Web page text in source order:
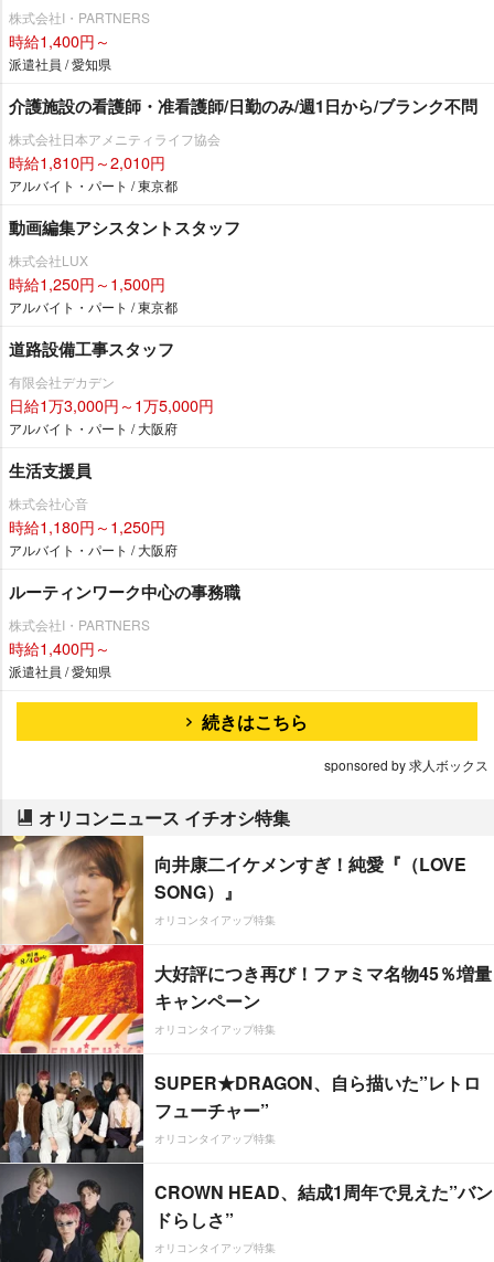
株式会社I・PARTNERS
時給1,400円～
派遣社員 / 愛知県
介護施設の看護師・准看護師/日勤のみ/週1日から/ブランク不問
株式会社日本アメニティライフ協会
時給1,810円～2,010円
アルバイト・パート / 東京都
動画編集アシスタントスタッフ
株式会社LUX
時給1,250円～1,500円
アルバイト・パート / 東京都
道路設備工事スタッフ
有限会社デカデン
日給1万3,000円～1万5,000円
アルバイト・パート / 大阪府
生活支援員
株式会社心音
時給1,180円～1,250円
アルバイト・パート / 大阪府
ルーティンワーク中心の事務職
株式会社I・PARTNERS
時給1,400円～
派遣社員 / 愛知県
続きはこちら
sponsored by 求人ボックス
オリコンニュース イチオシ特集
向井康二イケメンすぎ！純愛『（LOVE
SONG）』
オリコンタイアップ特集
大好評につき再び！ファミマ名物45％増量
キャンペーン
オリコンタイアップ特集
SUPER★DRAGON、自ら描いた”レトロ
フューチャー”
オリコンタイアップ特集
CROWN HEAD、結成1周年で見えた”バン
ドらしさ”
オリコンタイアップ特集